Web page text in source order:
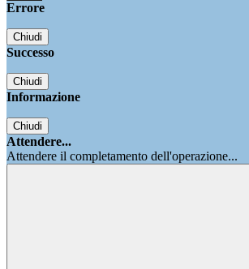
Errore
Chiudi
Successo
Chiudi
Informazione
Chiudi
Attendere...
Attendere il completamento dell'operazione...